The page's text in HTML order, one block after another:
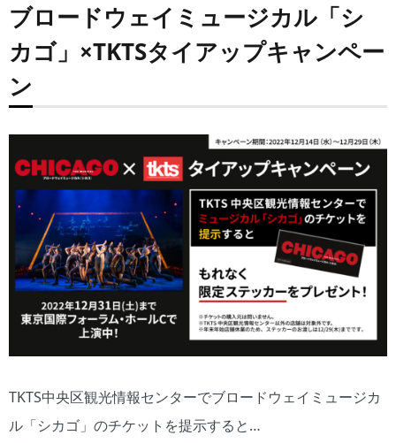
ブロードウェイミュージカル「シ
カゴ」×TKTSタイアップキャンペー
ン
TKTS中央区観光情報センターでブロードウェイミュージカ
ル「シカゴ」のチケットを提示すると…